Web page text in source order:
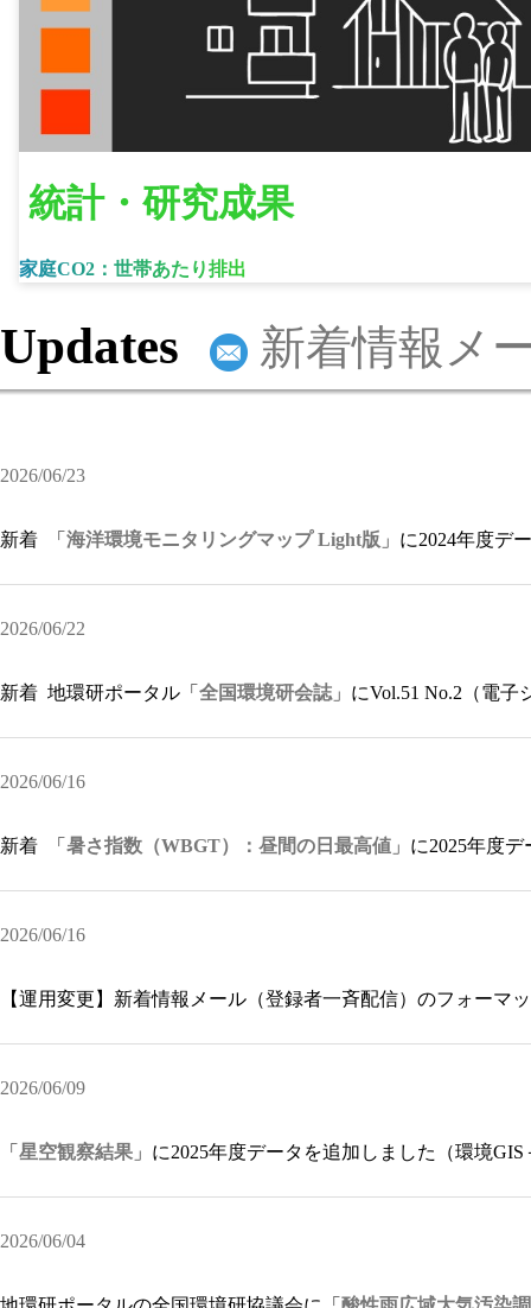
統計・研究成果
家庭CO2：世帯あたり排出
Updates 新着情報メ
2026/06/23
新着 「 海洋環境モニタリングマップ Light版 」に2024年度デ
2026/06/22
新着 地環研ポータル「 全国環境研会誌 」にVol.51 No.2（電
2026/06/16
新着 「 暑さ指数（WBGT）：昼間の日最高値 」に2025年度
2026/06/16
【運用変更】新着情報メール（登録者一斉配信）のフォーマ
2026/06/09
「 星空観察結果 」に2025年度データを追加しました（環境
2026/06/04